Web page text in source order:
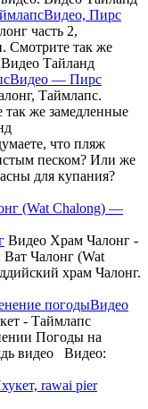
Видео, Пирс
часть 2,
Смотрите так же
Тайланд
Видео — Пирс
Таймлапс.
же замедленные
что пляж
песком? Или же
для купания?
Видео Храм Чалонг -
Чалонг (Wat
храм Чалонг.
Видео
- Таймлапс
Погоды на
видео Видео: